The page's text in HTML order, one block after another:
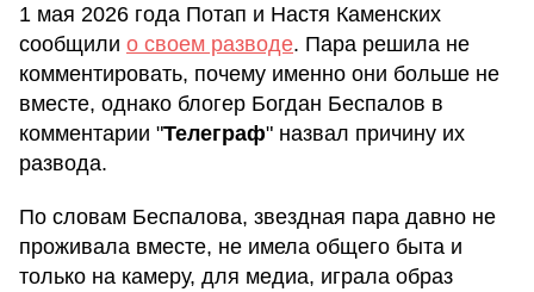
1 мая 2026 года Потап и Настя Каменских
сообщили о своем разводе. Пара решила не
комментировать, почему именно они больше не
вместе, однако блогер Богдан Беспалов в
комментарии "Телеграф" назвал причину их
развода.
По словам Беспалова, звездная пара давно не
проживала вместе, не имела общего быта и
только на камеру, для медиа, играла образ